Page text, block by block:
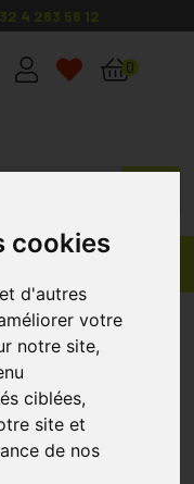
cookies
d'autres
votre
notre site,
ciblées,
site et
de nos
4 263 56 12
ma santé, mes
0